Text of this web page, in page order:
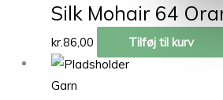
Silk Mohair 64
kr.86,00 Tilføj til kurv
Garn